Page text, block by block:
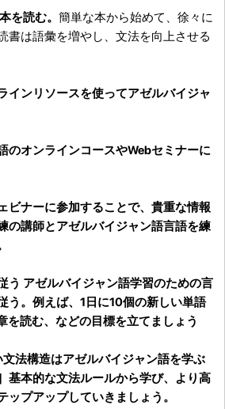
を読む。 簡単な本から始めて、徐々に
書は語彙を増やし、文法を向上させる
インリソースを使ってアゼルバイジャ
のオンラインコースやWebセミナーに
ビナーに参加することで、貴重な情報
の講師とアゼルバイジャン語言語を練
う アゼルバイジャン語学習のための言
う。例えば、1日に10個の新しい単語
を読む、などの目標を立てましょう
文法構造はアゼルバイジャン語を学ぶ
基本的な文法ルールから学び、より高
ップアップしていきましょう。